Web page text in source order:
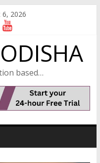
6, 2026
based…